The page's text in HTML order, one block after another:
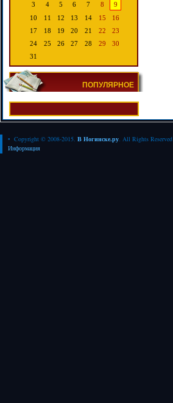
3
4 5 6 7 8
9
10
11 12 13 14 15
16
17
18 19 20 21 22
23
24
25 26 27 28 29
30
31
ПОПУЛЯРНОЕ
• Copyright © 2008-2015. В Ногинске.ру. All Rights Reserved
Информация